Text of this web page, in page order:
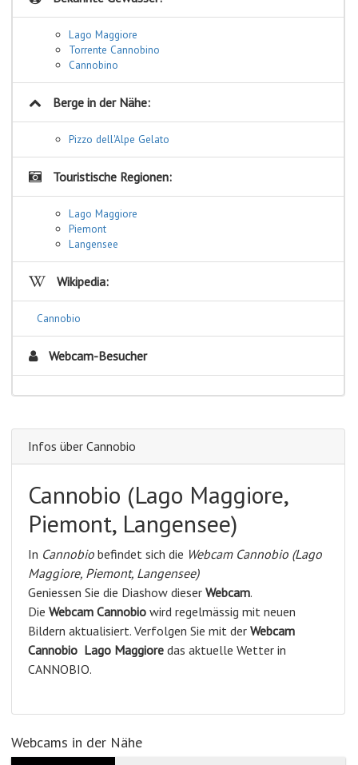
Lago Maggiore
Torrente Cannobino
Cannobino
Berge in der Nähe:
Pizzo dell'Alpe Gelato
Touristische Regionen:
Lago Maggiore
Piemont
Langensee
Wikipedia:
Cannobio
Webcam-Besucher
Infos über Cannobio
Cannobio (Lago Maggiore,
Piemont, Langensee)
In Cannobio befindet sich die Webcam Cannobio (Lago
Maggiore, Piemont, Langensee)
Geniessen Sie die Diashow dieser Webcam.
Die Webcam Cannobio wird regelmässig mit neuen
Bildern aktualisiert. Verfolgen Sie mit der Webcam
Cannobio Lago Maggiore das aktuelle Wetter in
CANNOBIO.
Webcams in der Nähe